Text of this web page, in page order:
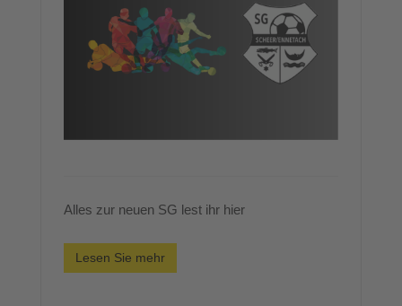
Alles zur neuen SG lest ihr hier
Lesen Sie mehr